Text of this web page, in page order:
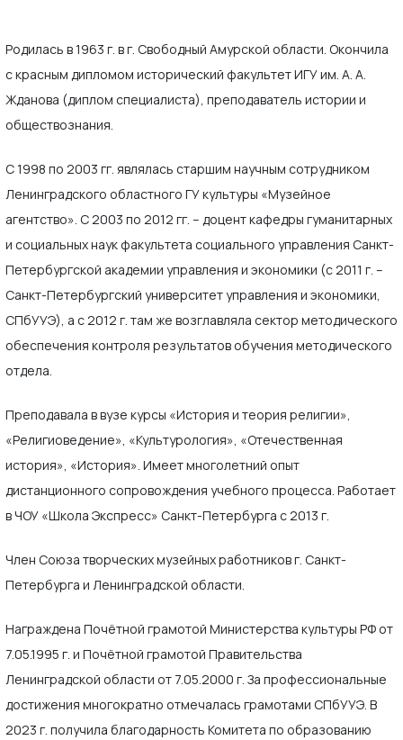
Родилась в 1963 г. в г. Свободный Амурской области. Окончила
с красным дипломом исторический факультет ИГУ им. А. А.
Жданова (диплом специалиста), преподаватель истории и
обществознания.
С 1998 по 2003 гг. являлась старшим научным сотрудником
Ленинградского областного ГУ культуры «Музейное
агентство». С 2003 по 2012 гг. – доцент кафедры гуманитарных
и социальных наук факультета социального управления Санкт-
Петербургской академии управления и экономики (c 2011 г. –
Санкт-Петербургский университет управления и экономики,
СПбУУЭ), а с 2012 г. там же возглавляла сектор методического
обеспечения контроля результатов обучения методического
отдела.
Преподавала в вузе курсы «История и теория религии»,
«Религиоведение», «Культурология», «Отечественная
история», «История». Имеет многолетний опыт
дистанционного сопровождения учебного процесса. Работает
в ЧОУ «Школа Экспресс» Санкт-Петербурга с 2013 г.
Член Союза творческих музейных работников г. Санкт-
Петербурга и Ленинградской области.
Награждена Почётной грамотой Министерства культуры РФ от
7.05.1995 г. и Почётной грамотой Правительства
Ленинградской области от 7.05.2000 г. За профессиональные
достижения многократно отмечалась грамотами СПбУУЭ. В
2023 г. получила благодарность Комитета по образованию